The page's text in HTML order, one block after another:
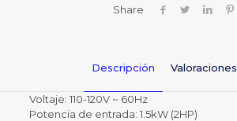
Share
Descripción Valoraciones
Voltaje: 110-120V ~ 60Hz
Potencia de entrada: 1.5kW (2HP)